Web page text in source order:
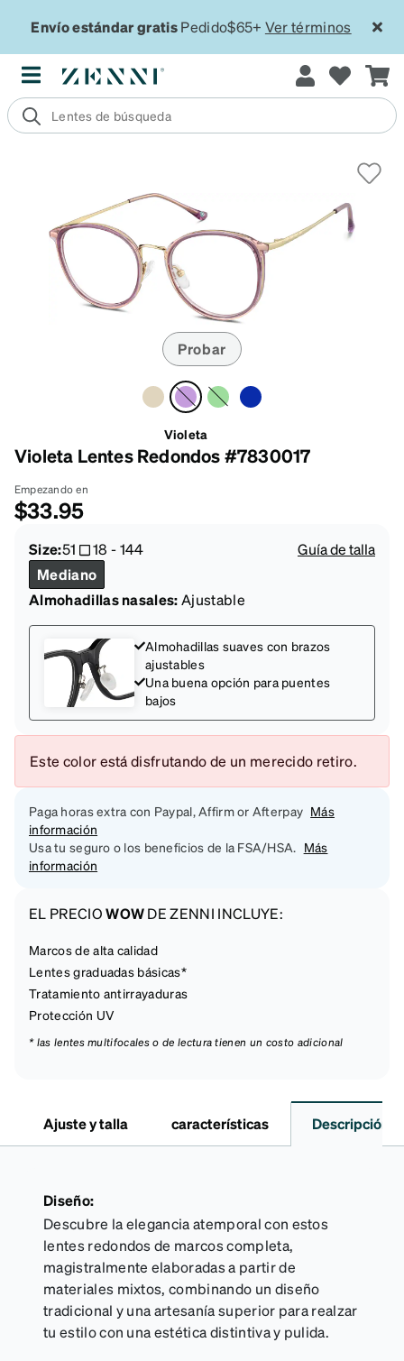
Envío estándar gratisPedido$65+ Ver términos
Probar
Violeta
Violeta Lentes Redondos #7830017
Empezando en
$33.95
Size:51 18 -144
Guía de talla
Mediano
Almohadillas nasales:Ajustable
Almohadillas suaves con brazos
ajustables
Una buena opción para puentes
bajos
Este color está disfrutando de un merecido retiro.
Paga horas extra con Paypal, Affirm or Afterpay Más
información
Usa tu seguro o los beneficios de la FSA/HSA. Más
información
EL PRECIOWOWDE ZENNI INCLUYE:
Marcos de alta calidad
Lentes graduadas básicas*
Tratamiento antirrayaduras
Protección UV
* las lentes multifocales o de lectura tienen un costo adicional
Ajuste y talla características Descripción
Diseño:
Descubre la elegancia atemporal con estos
lentes redondos de marcos completa,
magistralmente elaboradas a partir de
materiales mixtos, combinando un diseño
tradicional y una artesanía superior para realzar
tu estilo con una estética distintiva y pulida.